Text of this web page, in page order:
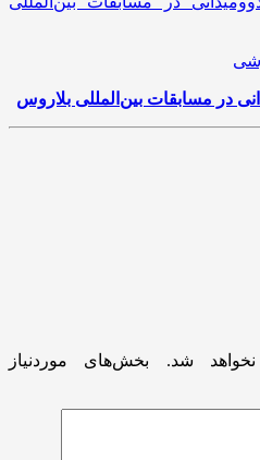
شد.
بخش‌های موردنیاز